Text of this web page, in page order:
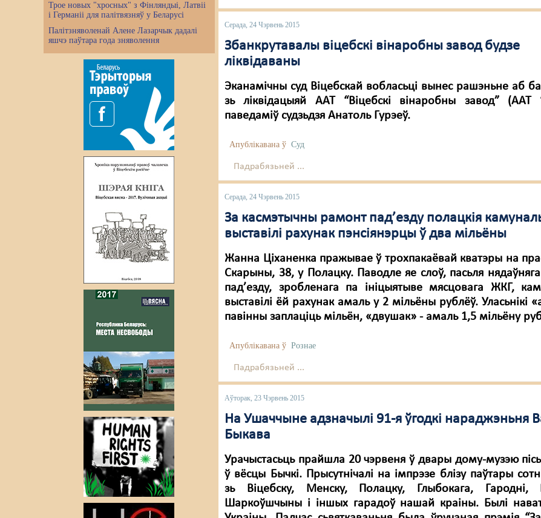
Трое новых "хросных" з Фінляндыі, Латвіі
і Германіі для палітвязняў у Беларусі
Палітзняволенай Алене Лазарчык дадалі
яшчэ паўтара года зняволення
Серада, 24 Чэрвень 2015
Збанкрутавалы віцебскі вінаробны завод будзе
ліквідаваны
Эканамічны суд Віцебскай вобласьці вынес рашэньне аб
зь ліквідацыяй ААТ “Віцебскі вінаробны завод” (ААТ
паведаміў судзьдзя Анатоль Гурэеў.
Апублікавана ў Суд
Падрабязьней ...
Серада, 24 Чэрвень 2015
За касмэтычны рамонт пад’езду полацкія
выставілі рахунак пэнсіянэрцы ў два мільёны
Жанна Ціханенка пражывае ў трохпакаёвай кватэры на
Скарыны, 38, у Полацку. Паводле яе слоў, пасьля
пад’езду, зробленага па ініцыятыве мясцовага ЖКГ,
выставілі ёй рахунак амаль у 2 мільёны рублёў. Уласьнікі
павінны заплаціць мільён, «двушак» - амаль 1,5 мільёну
Апублікавана ў Рознае
Падрабязьней ...
Аўторак, 23 Чэрвень 2015
На Ушаччыне адзначылі 91-я ўгодкі нараджэньня
Быкава
Урачыстасьць прайшла 20 чэрвеня ў двары дому-музэю
ў вёсцы Бычкі. Прысутнічалі на імпрэзе блізу паўтары
зь Віцебску, Менску, Полацку, Глыбокага, Гародні,
Шаркоўшчыны і іншых гарадоў нашай краіны. Былі нават